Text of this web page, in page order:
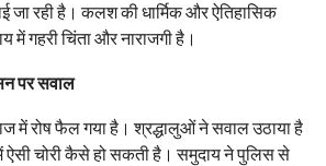
जा रही है। कलश की धार्मिक और ऐतिहासिक
में गहरी चिंता और नाराजगी है।
पर सवाल
में रोष फैल गया है। श्रद्धालुओं ने सवाल उठाया है
ऐसी चोरी कैसे हो सकती है। समुदाय ने पुलिस से